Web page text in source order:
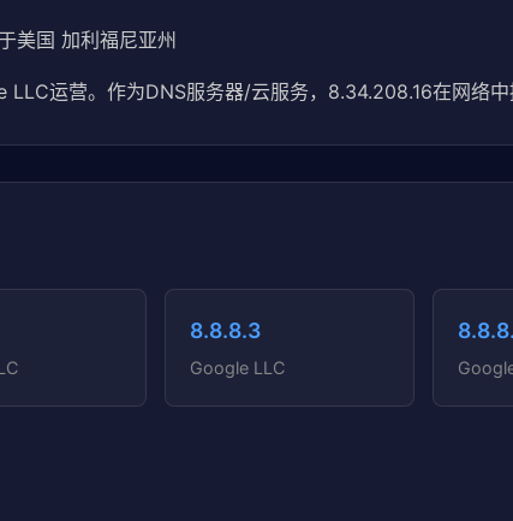
美国 加利福尼亚州
运营。作为DNS服务器/云服务，8.34.208.16在网络中
8.8.8.3
Google LLC